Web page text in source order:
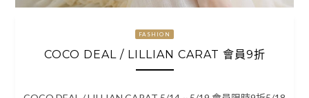
FASHION
COCO DEAL / LILLIAN CARAT 會員9折